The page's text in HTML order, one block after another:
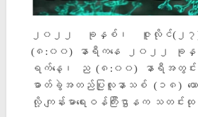
၂၀၂၂ ခုနှစ်၊ ဇူလိုင်(၂
(၈:၀၀) နာရီကနေ ၂၀၂၂ ခု
ရက်နေ့၊ ည (၈:၀၀) နာရီအတွင်း
ဓာတ်ခွဲအတည်ပြုလူနာသစ် (၁၈) ယ
လို့ ကျန်းမာရေးဝန်ကြီးဌာနက သတင်